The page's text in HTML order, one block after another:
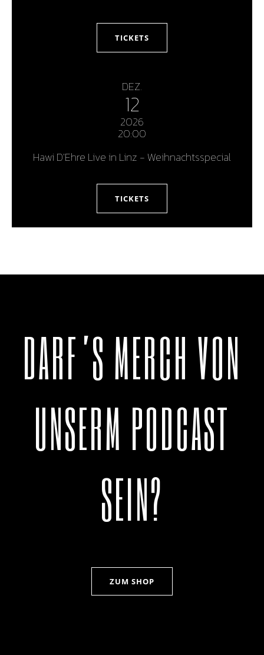
TICKETS
DEZ.
12
2026
20:00
Hawi D'Ehre Live in Linz - Weihnachtsspecial
TICKETS
DARF’S MERCH VON
UNSERM PODCAST
SEIN?
ZUM SHOP